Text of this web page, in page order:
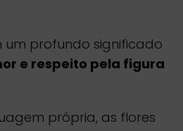
um profundo significado
e respeito pela figura
própria, as flores